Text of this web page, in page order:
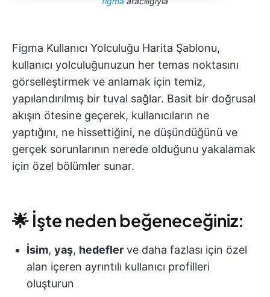
Figma Kullanıcı Yolculuğu Harita Şablonu,
kullanıcı yolculuğunuzun her temas noktasını
görselleştirmek ve anlamak için temiz,
yapılandırılmış bir tuval sağlar. Basit bir doğrusal
akışın ötesine geçerek, kullanıcıların ne
yaptığını, ne hissettiğini, ne düşündüğünü ve
gerçek sorunlarının nerede olduğunu yakalamak
için özel bölümler sunar.
🌟 İşte neden beğeneceğiniz:
İsim, yaş, hedefler ve daha fazlası için özel
alan içeren ayrıntılı kullanıcı profilleri
oluşturun